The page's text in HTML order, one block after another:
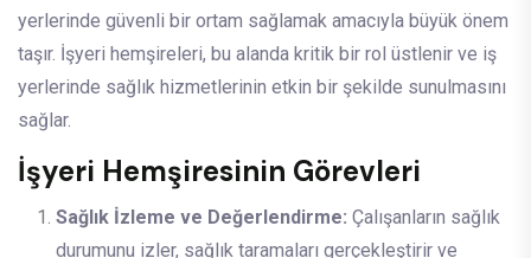
yerlerinde güvenli bir ortam sağlamak amacıyla büyük önem
taşır. İşyeri hemşireleri, bu alanda kritik bir rol üstlenir ve iş
yerlerinde sağlık hizmetlerinin etkin bir şekilde sunulmasını
sağlar.
İşyeri Hemşiresinin Görevleri
Sağlık İzleme ve Değerlendirme: Çalışanların sağlık
durumunu izler, sağlık taramaları gerçekleştirir ve